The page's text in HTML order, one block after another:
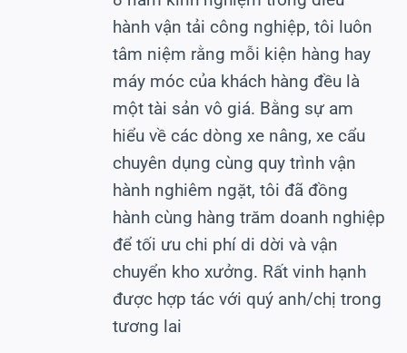
hành vận tải công nghiệp, tôi luôn
tâm niệm rằng mỗi kiện hàng hay
máy móc của khách hàng đều là
một tài sản vô giá. Bằng sự am
hiểu về các dòng xe nâng, xe cẩu
chuyên dụng cùng quy trình vận
hành nghiêm ngặt, tôi đã đồng
hành cùng hàng trăm doanh nghiệp
để tối ưu chi phí di dời và vận
chuyển kho xưởng. Rất vinh hạnh
được hợp tác với quý anh/chị trong
tương lai